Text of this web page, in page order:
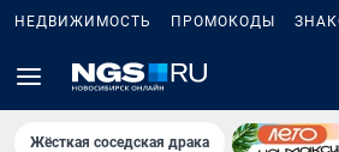
НЕДВИЖИМОСТЬ ПРОМОКОДЫ
Жёсткая соседская драка